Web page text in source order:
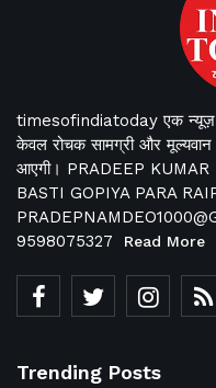
timesofindiatoday एक न्यूज़
केवल रोचक सामग्री और
आएगी। PRADEEP
BASTI GOPIYA PARA
9598075327
Read More
Trending Posts